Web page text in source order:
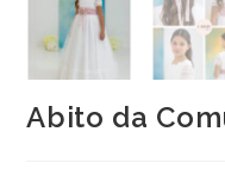
Abito da